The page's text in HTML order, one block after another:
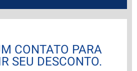
CONTATO PARA
SEU DESCONTO.